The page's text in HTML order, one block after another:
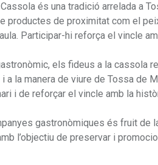
és una tradició arrelada a
productes de proximitat com el
Participar-hi reforça el vincle
els fideus a la cassola
la manera de viure de Tossa de
i de reforçar el vincle amb la
gastronòmiques és fruit de
l’objectiu de preservar i